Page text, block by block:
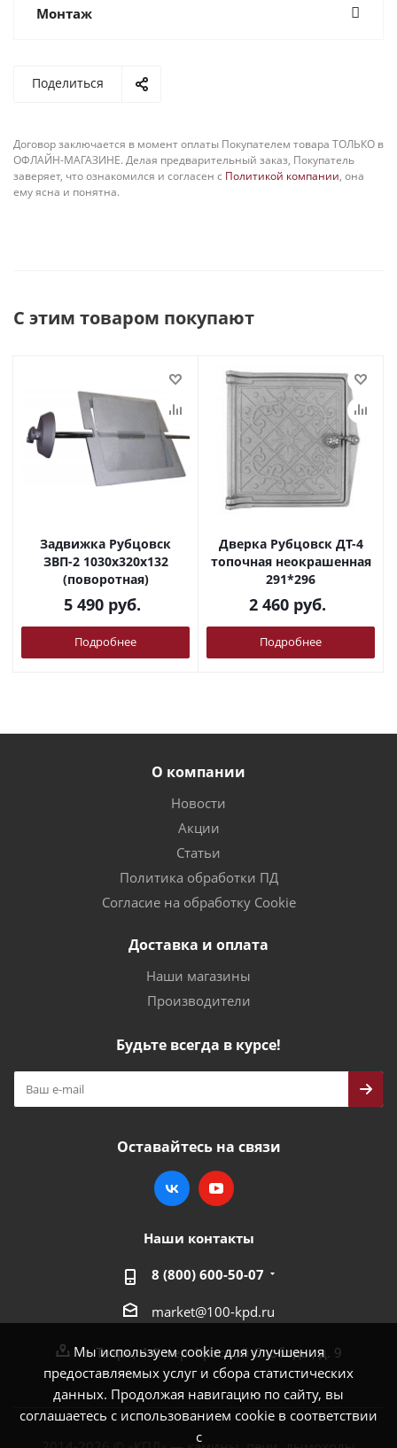
Мы используем cookie для улучшения
предоставляемых услуг и сбора статистических
данных. Продолжая навигацию по сайту, вы
соглашаетесь с использованием cookie в соответствии
с
Монтаж
Поделиться
Договор заключается в момент оплаты Покупателем товара ТОЛЬКО в
ОФЛАЙН-МАГАЗИНЕ. Делая предварительный заказ, Покупатель
заверяет, что ознакомился и согласен с Политикой компании, она
ему ясна и понятна.
С этим товаром покупают
Задвижка Рубцовск
ЗВП-2 1030х320х132
(поворотная)
5 490 руб.
Подробнее
Дверка Рубцовск ДТ-4
топочная неокрашенная
291*296
2 460 руб.
Подробнее
О компании
Новости
Акции
Статьи
Политика обработки ПД
Согласие на обработку Cookie
Доставка и оплата
Наши магазины
Производители
Будьте всегда в курсе!
Оставайтесь на связи
Наши контакты
8 (800) 600-50-07
market@100-kpd.ru
г. Тверь, 4-й пер. Красной Слободы, д. 9